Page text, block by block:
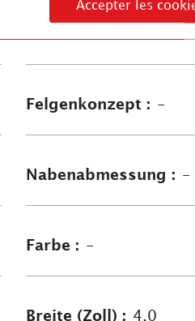
Felgenkonzept : -
Nabenabmessung : -
Farbe : -
Breite (Zoll) : 4,0
Accepter les